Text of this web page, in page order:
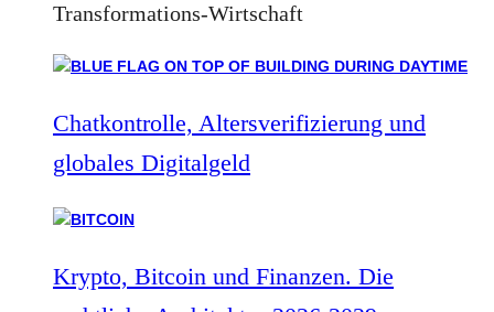
Transformations-Wirtschaft
Chatkontrolle, Altersverifizierung und
globales Digitalgeld
Krypto, Bitcoin und Finanzen. Die